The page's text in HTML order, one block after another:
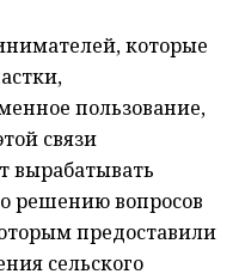
которые
пользование,
связи
вырабатывать
решению вопросов
предоставили
сельского